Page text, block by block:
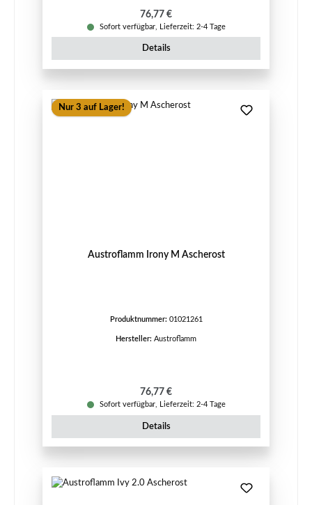
Regulärer Preis:
76,77 €
Sofort verfügbar, Lieferzeit: 2-4 Tage
Details
Nur 3 auf Lager!
Austroflamm Irony M Ascherost
Produktnummer: 01021261
Hersteller: Austroflamm
Regulärer Preis:
76,77 €
Sofort verfügbar, Lieferzeit: 2-4 Tage
Details